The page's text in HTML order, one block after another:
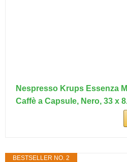
Nespresso Krups Essenza
Caffè a Capsule, Nero, 33 x
BESTSELLER NO. 2